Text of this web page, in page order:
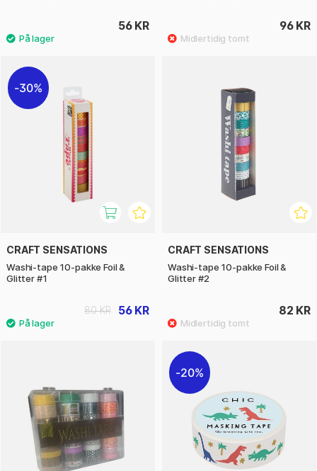
56 KR 96 KR
30%
CRAFT SENSATIONS
Washi-tape 10-pakke Foil &
Glitter #1
56 KR
80 KR
CRAFT SENSATIONS
Washi-tape 10-pakke Foil &
Glitter #2
82 KR
20%